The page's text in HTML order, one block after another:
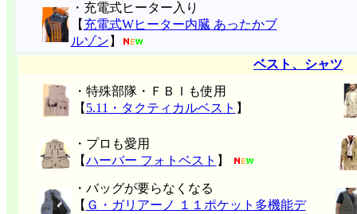
・充電式ヒーター入り
【 充電式Wヒーター内臓 あったかブ
ルゾン 】
ベスト、シャツ
・特殊部隊・ＦＢＩも使用
【 5.11 ・タクティカルベスト 】
・プロも愛用
【ハーバー フォトベスト 】
・バッグが要らなくなる
【 Ｇ・ガリアーノ １１ポケット多機能デ